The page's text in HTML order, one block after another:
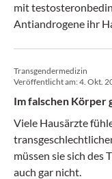
mit
Antiandrogene ihr
ein solches
sabotieren.
Transgendermedizin
Veröffentlicht am:4. Okt.
Im falschen Körper
Viele Hausärzte
transgeschlechtlichen
müssen sie sich des
auch gar nicht.